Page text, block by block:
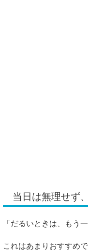
当日は無理せず
「だるいときは、もう
これはあまりおすすめ